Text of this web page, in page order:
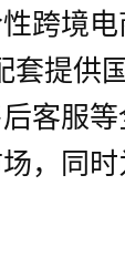
跨境
套提供
客服
，同